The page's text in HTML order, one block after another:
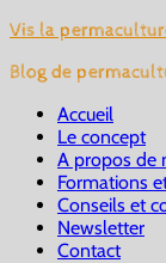
Vis la
Blog de
Accueil
Le concept
A propos de
Formations
Conseils et
Newsletter
Contact